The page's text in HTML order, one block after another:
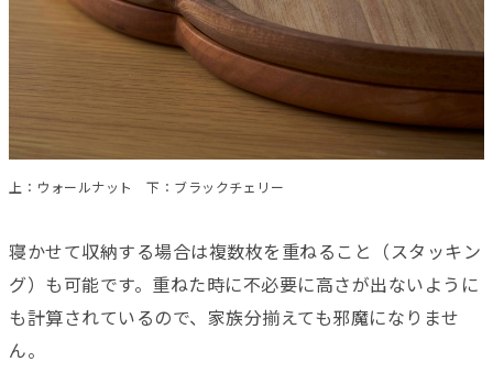
上：ウォールナット 下：ブラックチェリー
寝かせて収納する場合は複数枚を重ねること（スタッキン
グ）も可能です。重ねた時に不必要に高さが出ないように
も計算されているので、家族分揃えても邪魔になりませ
ん。